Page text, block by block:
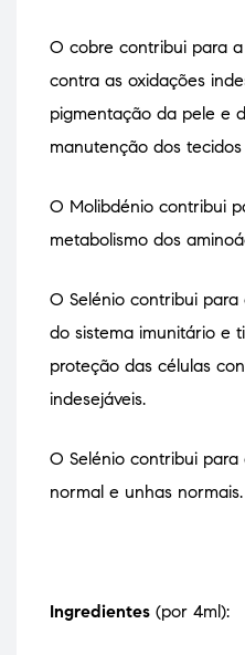
O cobre contribui para
contra as oxidações
pigmentação da pele e
manutenção dos
O Molibdénio contribui
metabolismo dos
O Selénio contribui
do sistema imunitário e
proteção das células
indesejáveis.
O Selénio contribui
normal e unhas normais.
Ingredientes (por 4ml):